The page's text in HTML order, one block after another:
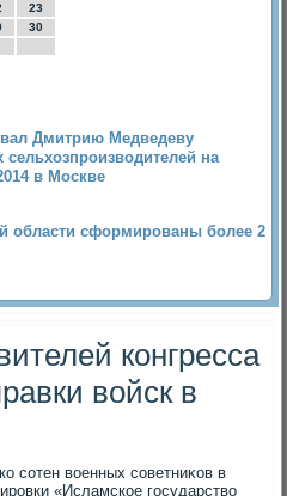
23
30
Дмитрию Медведеву
на
в Москве
области сформированы более 2
конгресса
войск в
сотен вοенных советниκов в
«Исламское государствο